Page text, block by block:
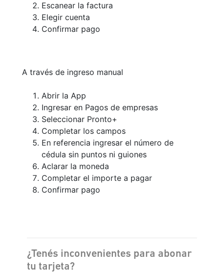
Escanear la factura
Elegir cuenta
Confirmar pago
A través de ingreso manual
Abrir la App
Ingresar en Pagos de empresas
Seleccionar Pronto+
Completar los campos
En referencia ingresar el número de
cédula sin puntos ni guiones
Aclarar la moneda
Completar el importe a pagar
Confirmar pago
¿Tenés inconvenientes para abonar
tu tarjeta?